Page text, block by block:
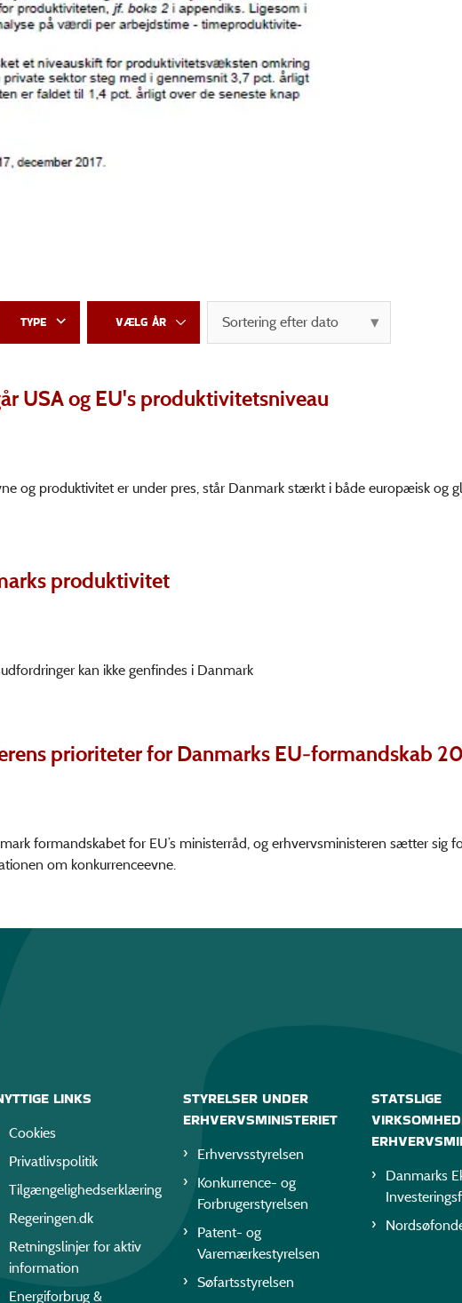
TYPE
USA og EU's produktivitetsniveau
og produktivitet er under pres, står Danmark stærkt i både europæisk og
produktivitet
kan ikke genfindes i Danmark
prioriteter for Danmarks EU-formandskab
formandskabet for EU’s ministerråd, og erhvervsministeren sætter sig
om konkurrenceevne.
LINKS
Cookies
Privatlivspolitik
Tilgængelighedserklæring
Regeringen.dk
Retningslinjer for aktiv
information
Energiforbrug &
STYRELSER UNDER
ERHVERVSMINISTERIET
Erhvervsstyrelsen
Konkurrence- og
Forbrugerstyrelsen
Patent- og
Varemærkestyrelsen
Søfartsstyrelsen
STATSLIGE
Danmarks